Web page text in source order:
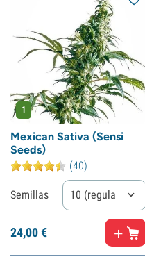
1
Mexican Sativa (Sensi
Seeds)
(40)
Semillas 10 (regular)
24,00€